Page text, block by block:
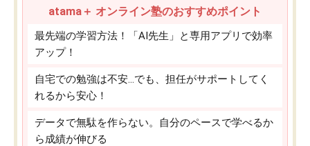
atama＋ オンライン塾のおすすめポイント
最先端の学習方法！「AI先生」と専用アプリで効率
アップ！
自宅での勉強は不安…でも、担任がサポートしてく
れるから安心！
データで無駄を作らない。自分のペースで学べるか
ら成績が伸びる